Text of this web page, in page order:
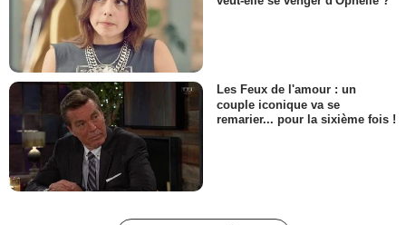
Les Feux de l'amour : un
couple iconique va se
remarier... pour la sixième fois !